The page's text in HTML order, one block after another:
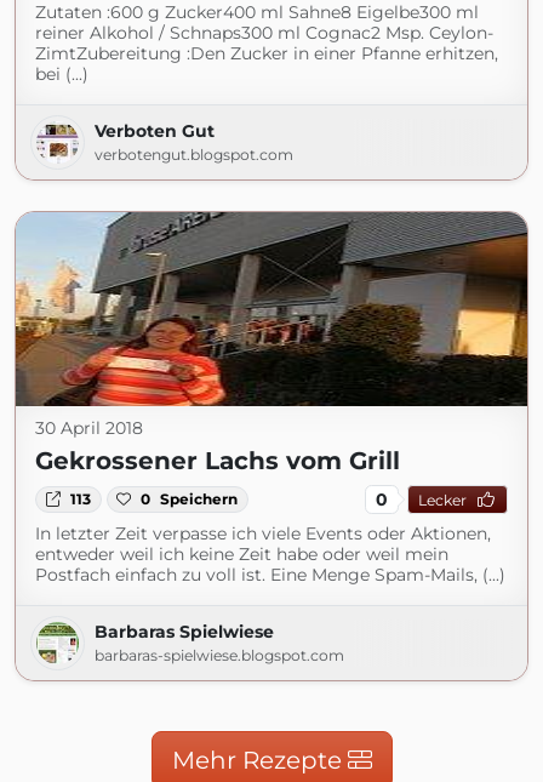
Zutaten :600 g Zucker400 ml Sahne8 Eigelbe300 ml
reiner Alkohol / Schnaps300 ml Cognac2 Msp. Ceylon-
ZimtZubereitung :Den Zucker in einer Pfanne erhitzen,
bei (...)
Verboten Gut
verbotengut.blogspot.com
30 April 2018
Gekrossener Lachs vom Grill
113 0 Speichern 0 Lecker
In letzter Zeit verpasse ich viele Events oder Aktionen,
entweder weil ich keine Zeit habe oder weil mein
Postfach einfach zu voll ist. Eine Menge Spam-Mails, (...)
Barbaras Spielwiese
barbaras-spielwiese.blogspot.com
Mehr Rezepte